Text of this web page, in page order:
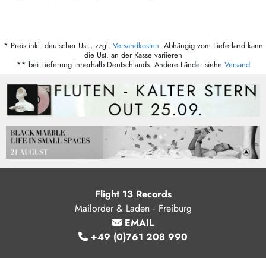
* Preis inkl. deutscher Ust., zzgl. Versandkosten. Abhängig vom Lieferland kann
die Ust. an der Kasse variieren
** bei Lieferung innerhalb Deutschlands. Andere Länder siehe Versand
Flight 13 Records
Mailorder & Laden · Freiburg
EMAIL
+49 (0)761 208 990